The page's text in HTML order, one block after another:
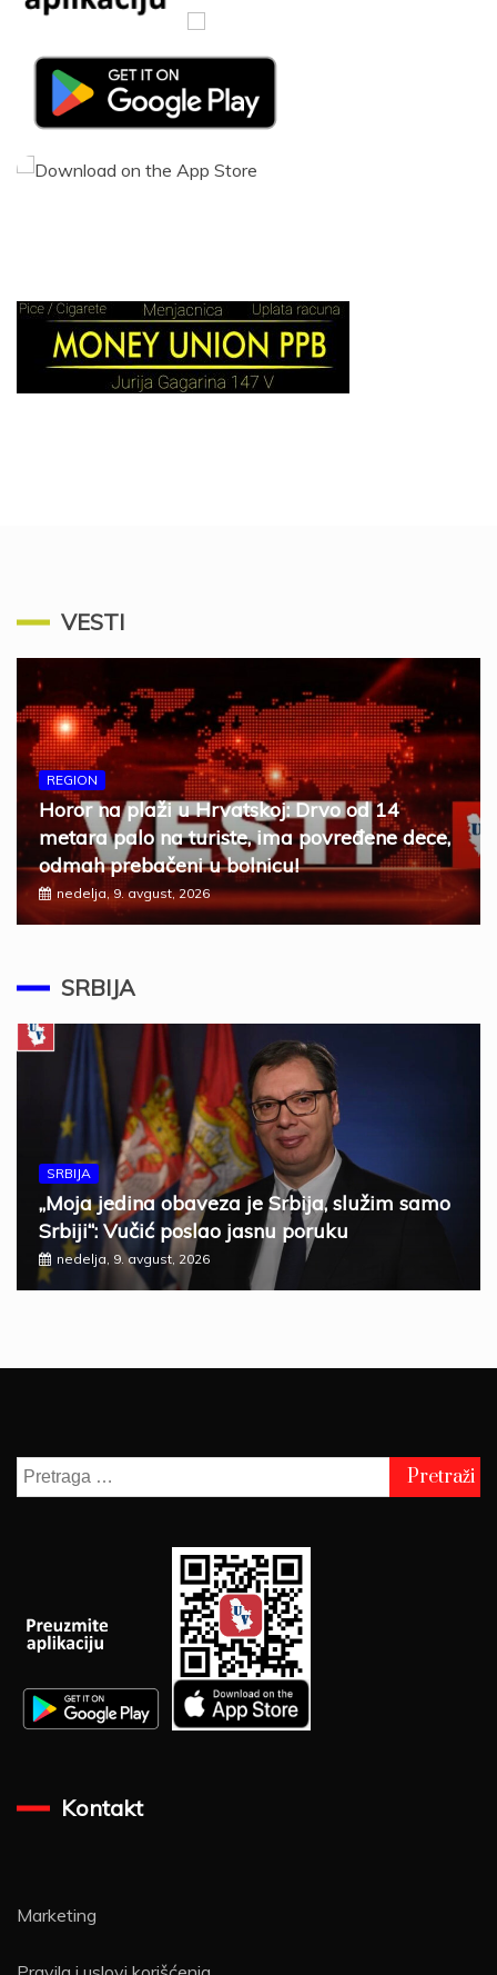
VESTI
REGION
Horor na plaži u Hrvatskoj: Drvo od 14
metara palo na turiste, ima povređene dece,
odmah prebačeni u bolnicu!
nedelja, 9. avgust, 2026
SRBIJA
SRBIJA
„Moja jedina obaveza je Srbija, služim samo
Srbiji“: Vučić poslao jasnu poruku
nedelja, 9. avgust, 2026
Pretraga
za:
Kontakt
Marketing